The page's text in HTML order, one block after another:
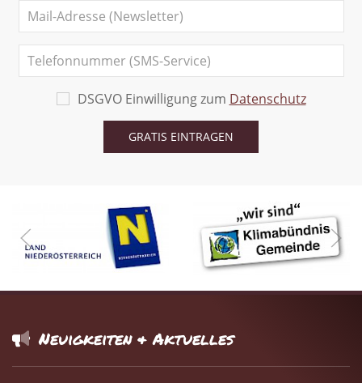
DSGVO Einwilligung zum Datenschutz
Neuigkeiten & Aktuelles